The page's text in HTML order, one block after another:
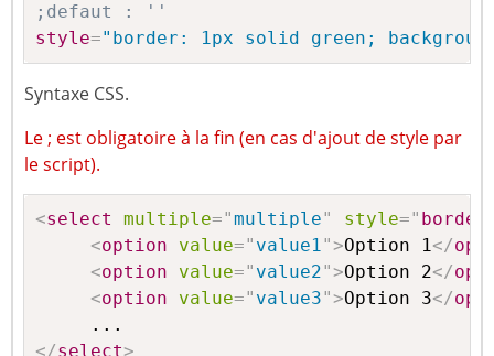
;defaut : ''
style="border: 1px solid green;
Syntaxe CSS.
Le ; est obligatoire à la fin (en cas d'ajout de style par
le script).
<select multiple="multiple" style=" border
<option value=" value1">Option 1</
<option value=" value2">Option 2</
<option value=" value3">Option 3</
</select>